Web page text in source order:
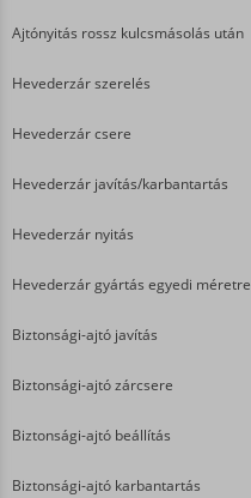
Ajtónyitás rossz kulcsmásolás után
Hevederzár szerelés
Hevederzár csere
Hevederzár javítás/karbantartás
Hevederzár nyitás
Hevederzár gyártás egyedi méretre
Biztonsági-ajtó javítás
Biztonsági-ajtó zárcsere
Biztonsági-ajtó beállítás
Biztonsági-ajtó karbantartás